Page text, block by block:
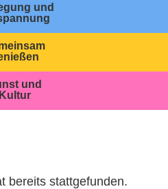
und
und
Kultur
bereits stattgefunden.